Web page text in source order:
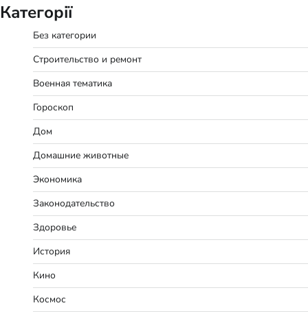
Категорії
Без категории
Строительство и ремонт
Военная тематика
Гороскоп
Дом
Домашние животные
Экономика
Законодательство
Здоровье
История
Кино
Космос